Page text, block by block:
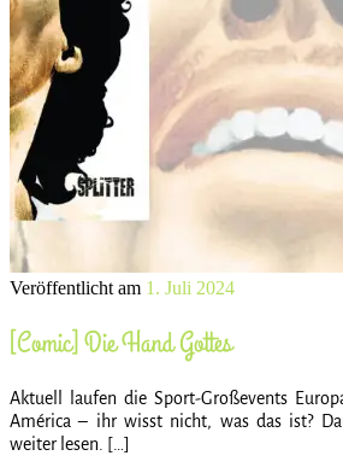
Veröffentlicht am 1. Juli 2024
[Comic] Die Hand Gottes
Aktuell laufen die Sport-Großevents
América – ihr wisst nicht, was das ist?
weiter lesen. […]